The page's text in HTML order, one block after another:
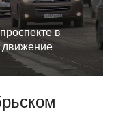
в
движение